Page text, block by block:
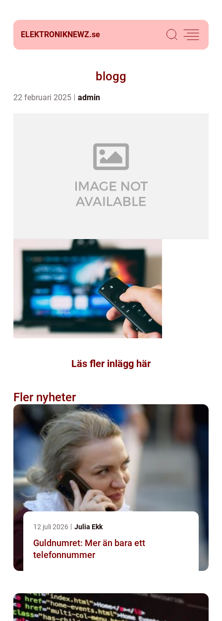
ELEKTRONIKNEWZ.se
blogg
22 februari 2025 admin
Läs fler inlägg här
Fler nyheter
12 juli 2026 Julia Ekk
Guldnumret: Mer än bara ett
telefonnummer